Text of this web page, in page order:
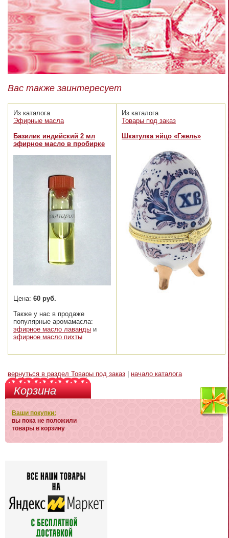
Вас также заинтересует
Из каталога
Эфирные масла
Базилик индийский 2 мл
эфирное масло в пробирке
Цена: 60 руб.
Также у нас в продаже
популярные аромамасла:
эфирное масло лаванды и
эфирное масло пихты
Из каталога
Товары под заказ
Шкатулка яйцо «Гжель»
вернуться в раздел Товары под заказ | начало каталога
Корзина
Ваши покупки:
вы пока не положили
товары в корзину